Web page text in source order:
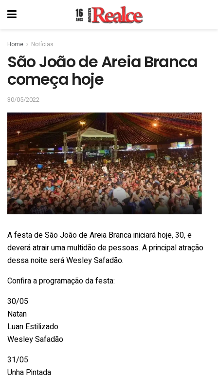
Home Notícias
São João de Areia Branca
começa hoje
30/05/2022
A festa de São João de Areia Branca iniciará hoje, 30, e
deverá atrair uma multidão de pessoas. A principal atração
dessa noite será Wesley Safadão.
Confira a programação da festa:
30/05
Natan
Luan Estilizado
Wesley Safadão
31/05
Unha Pintada